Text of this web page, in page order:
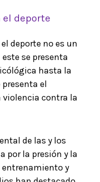
el deporte
deporte no es un
se presenta
hasta la
el
violencia contra la
de las y los
por la presión y la
entrenamiento y